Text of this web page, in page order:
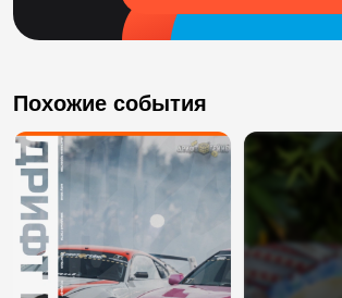
Похожие события